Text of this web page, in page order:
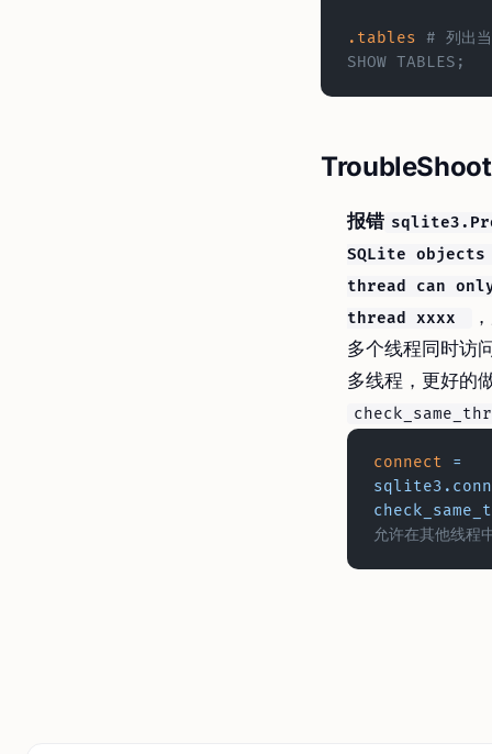
.tables
SHOW TABLES;
报错
SQLite
thread can
thread xxxx
多个线程同时访
多线程，更好的
connect =
允许在其他线程